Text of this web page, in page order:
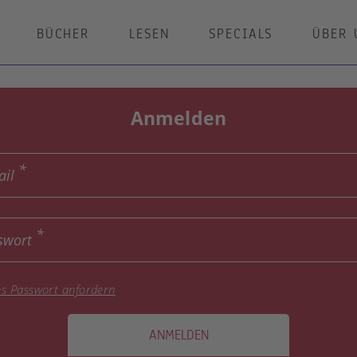
BÜCHER LESEN SPECIALS ÜBER
Anmelden
Passwort anfordern
ANMELDEN